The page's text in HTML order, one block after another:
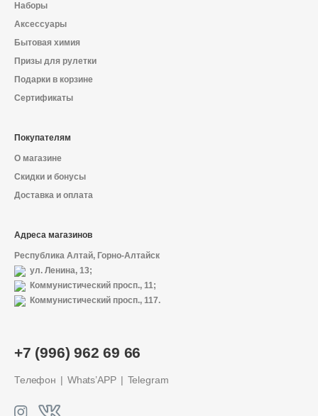
Политика конфиденциальности
+7 (996) 962 69 66
Телефон Whats’APP Telegram
Наборы
Аксессуары
Бытовая химия
Призы для рулетки
Подарки в корзине
Сертификаты
Покупателям
О магазине
Скидки и бонусы
Доставка и оплата
Адреса магазинов
Республика Алтай, Горно-Алтайск
ул. Ленина, 13;
Коммунистический просп., 11;
Коммунистический просп., 117.